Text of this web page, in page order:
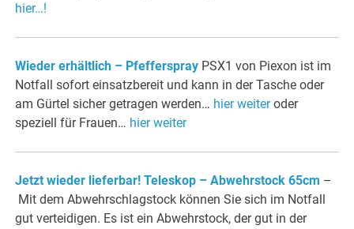
hier…!
Wieder erhältlich – Pfefferspray PSX1 von Piexon ist im
Notfall sofort einsatzbereit und kann in der Tasche oder
am Gürtel sicher getragen werden… hier weiteroder
speziell für Frauen… hier weiter
Jetzt wieder lieferbar! Teleskop – Abwehrstock 65cm –
Mit dem Abwehrschlagstock können Sie sich im Notfall
gut verteidigen. Es ist ein Abwehrstock, der gut in der